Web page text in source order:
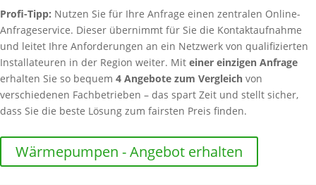
Profi-Tipp: Nutzen Sie für Ihre Anfrage einen zentralen Online-
Anfrageservice. Dieser übernimmt für Sie die Kontaktaufnahme
und leitet Ihre Anforderungen an ein Netzwerk von qualifizierten
Installateuren in der Region weiter. Mit einer einzigen Anfrage
erhalten Sie so bequem 4 Angebote zum Vergleich von
verschiedenen Fachbetrieben – das spart Zeit und stellt sicher,
dass Sie die beste Lösung zum fairsten Preis finden.
Wärmepumpen - Angebot erhalten